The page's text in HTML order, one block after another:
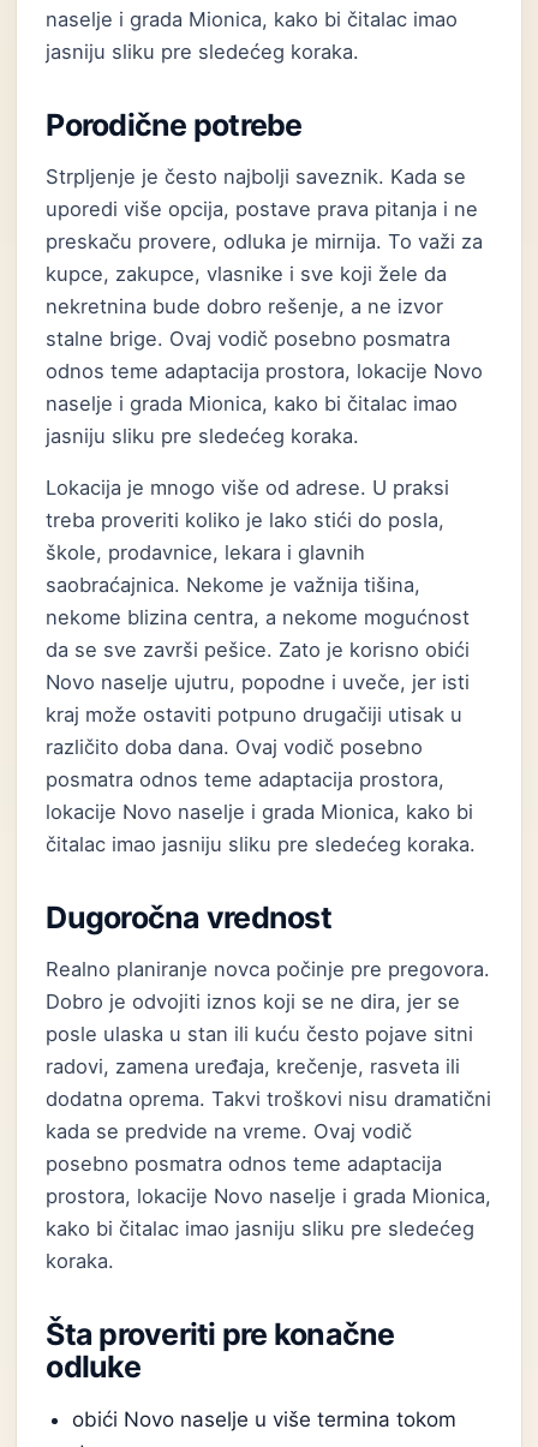
naselje i grada Mionica, kako bi čitalac imao
jasniju sliku pre sledećeg koraka.
Porodične potrebe
Strpljenje je često najbolji saveznik. Kada se
uporedi više opcija, postave prava pitanja i ne
preskaču provere, odluka je mirnija. To važi za
kupce, zakupce, vlasnike i sve koji žele da
nekretnina bude dobro rešenje, a ne izvor
stalne brige. Ovaj vodič posebno posmatra
odnos teme adaptacija prostora, lokacije Novo
naselje i grada Mionica, kako bi čitalac imao
jasniju sliku pre sledećeg koraka.
Lokacija je mnogo više od adrese. U praksi
treba proveriti koliko je lako stići do posla,
škole, prodavnice, lekara i glavnih
saobraćajnica. Nekome je važnija tišina,
nekome blizina centra, a nekome mogućnost
da se sve završi pešice. Zato je korisno obići
Novo naselje ujutru, popodne i uveče, jer isti
kraj može ostaviti potpuno drugačiji utisak u
različito doba dana. Ovaj vodič posebno
posmatra odnos teme adaptacija prostora,
lokacije Novo naselje i grada Mionica, kako bi
čitalac imao jasniju sliku pre sledećeg koraka.
Dugoročna vrednost
Realno planiranje novca počinje pre pregovora.
Dobro je odvojiti iznos koji se ne dira, jer se
posle ulaska u stan ili kuću često pojave sitni
radovi, zamena uređaja, krečenje, rasveta ili
dodatna oprema. Takvi troškovi nisu dramatični
kada se predvide na vreme. Ovaj vodič
posebno posmatra odnos teme adaptacija
prostora, lokacije Novo naselje i grada Mionica,
kako bi čitalac imao jasniju sliku pre sledećeg
koraka.
Šta proveriti pre konačne
odluke
obići Novo naselje u više termina tokom